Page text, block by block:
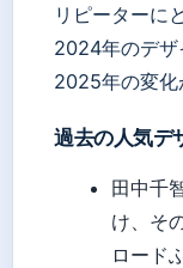
リピーターに
2024年のデザ
2025年の変化
過去の人気デ
田中千
け、そ
ロード